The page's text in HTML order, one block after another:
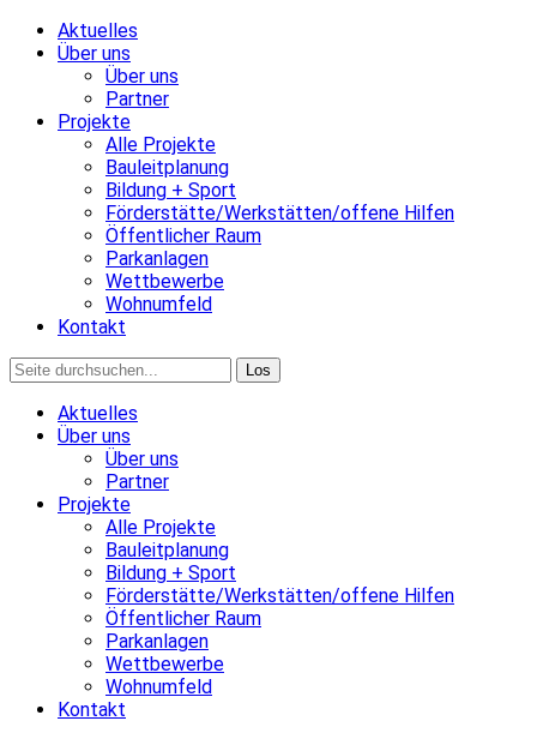
Aktuelles
Über uns
Über uns
Partner
Projekte
Alle Projekte
Bauleitplanung
Bildung + Sport
Förderstätte/Werkstätten/offene Hilfen
Öffentlicher Raum
Parkanlagen
Wettbewerbe
Wohnumfeld
Kontakt
Aktuelles
Über uns
Über uns
Partner
Projekte
Alle Projekte
Bauleitplanung
Bildung + Sport
Förderstätte/Werkstätten/offene Hilfen
Öffentlicher Raum
Parkanlagen
Wettbewerbe
Wohnumfeld
Kontakt